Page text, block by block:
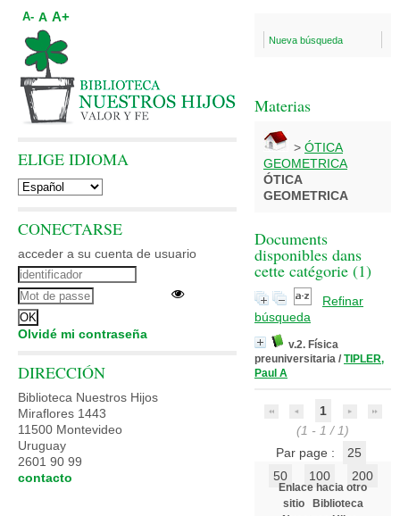
Nueva búsqueda
Materias
> ÓTICA
GEOMETRICA
ÓTICA
GEOMETRICA
Documents
disponibles dans
cette catégorie (1)
Refinar
búsqueda
v.2. Física
preuniversitaria / TIPLER,
Paul A
1
(1 - 1 / 1)
Par page :
25
50
100 200
Enlace hacia otro
sitio
Biblioteca
A- A A+
ELIGE IDIOMA
CONECTARSE
acceder a su cuenta de usuario
Olvidé mi contraseña
DIRECCIÓN
Biblioteca Nuestros Hijos
Miraflores 1443
11500 Montevideo
Uruguay
2601 90 99
contacto